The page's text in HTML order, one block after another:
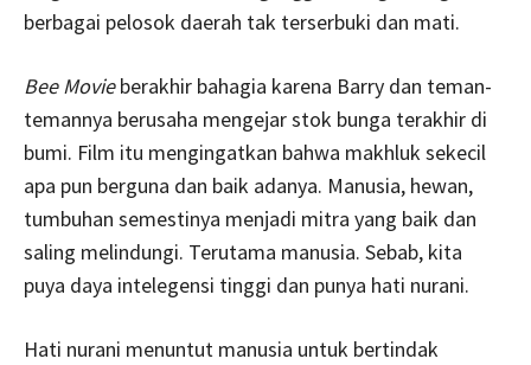
berbagai pelosok daerah tak terserbuki dan mati.
Bee Movieberakhir bahagia karena Barry dan teman-
temannya berusaha mengejar stok bunga terakhir di
bumi. Film itu mengingatkan bahwa makhluk sekecil
apa pun berguna dan baik adanya. Manusia, hewan,
tumbuhan semestinya menjadi mitra yang baik dan
saling melindungi. Terutama manusia. Sebab, kita
puya daya intelegensi tinggi dan punya hati nurani.
Hati nurani menuntut manusia untuk bertindak